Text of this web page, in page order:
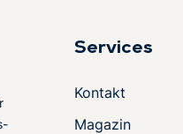
Services
Kontakt
Magazin